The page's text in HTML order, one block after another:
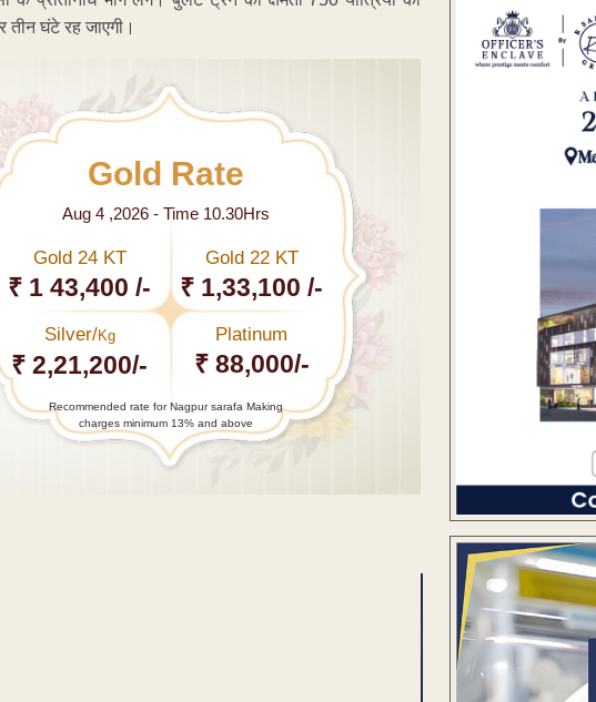
घंटे रह जाएगी।
Gold Rate
Aug 4 ,2026 - Time 10.30Hrs
Gold 24 KT
₹ 1 43,400 /-
Gold 22 KT
₹ 1,33,100 /-
Silver/Kg
₹ 2,21,200/-
Platinum
₹ 88,000/-
Recommended rate for Nagpur sarafa Making
charges minimum 13% and above